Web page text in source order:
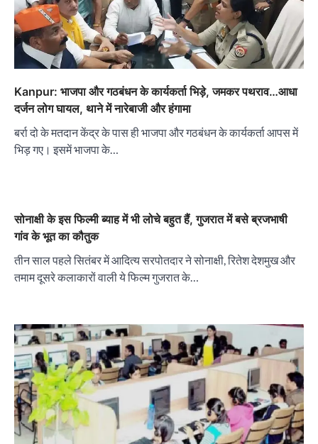
Kanpur: भाजपा और गठबंधन के कार्यकर्ता भिड़े, जमकर पथराव…आधा
दर्जन लोग घायल, थाने में नारेबाजी और हंगामा
बर्रा दो के मतदान केंद्र के पास ही भाजपा और गठबंधन के कार्यकर्ता आपस में
भिड़ गए। इसमें भाजपा के…
सोनाक्षी के इस फिल्मी ब्याह में भी लोचे बहुत हैं, गुजरात में बसे ब्रजभाषी
गांव के भूत का कौतुक
तीन साल पहले सितंबर में आदित्य सरपोतदार ने सोनाक्षी, रितेश देशमुख और
तमाम दूसरे कलाकारों वाली ये फिल्म गुजरात के…